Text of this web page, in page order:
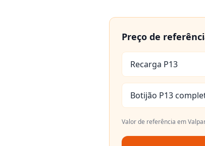
Preço de
Recarga P13
Botijão P13
Valor de referência em